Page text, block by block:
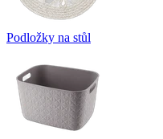
Podložky na stůl